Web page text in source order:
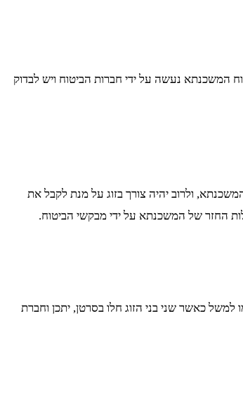
המשכנתא נעשה על ידי חברות הביטוח ויש לבדוק
ולרוב יהיה צורך בזוג על מנת לקבל את
החזר של המשכנתא על ידי מבקשי הביטוח.
כאשר שני בני הזוג חלו בסרטן, יתכן וחברת